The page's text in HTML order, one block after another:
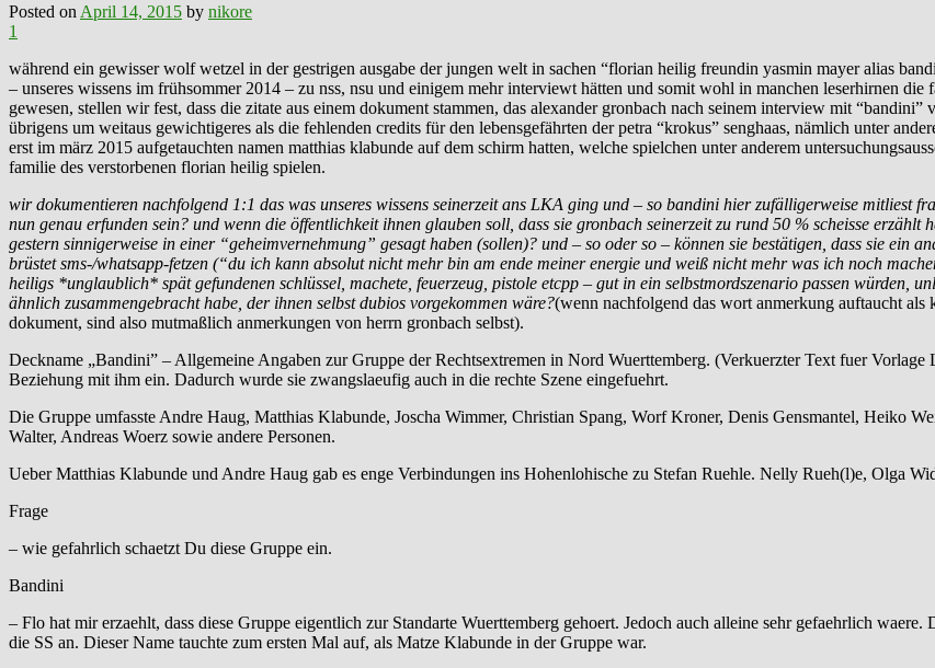
Posted on April 14, 2015 by nikore
1
während ein gewisser wolf wetzel in der gestrigen ausgabe der jungen welt in sachen “florian heilig freundin yasmin mayer alias
– unseres wissens im frühsommer 2014 – zu nss, nsu und einigem mehr interviewt hätten und somit wohl in manchen leserhirnen
gewesen, stellen wir fest, dass die zitate aus einem dokument stammen, das alexander gronbach nach seinem interview mit
übrigens um weitaus gewichtigeres als die fehlenden credits für den lebensgefährten der petra “krokus” senghaas, nämlich unter
erst im märz 2015 aufgetauchten namen matthias klabunde auf dem schirm hatten, welche spielchen unter anderem
familie des verstorbenen florian heilig spielen.
wir dokumentieren nachfolgend 1:1 das was unseres wissens seinerzeit ans LKA ging und – so bandini hier zufälligerweise mitliest
nun genau erfunden sein? und wenn die öffentlichkeit ihnen glauben soll, dass sie gronbach seinerzeit zu rund 50 % scheisse
gestern sinnigerweise in einer “geheimvernehmung” gesagt haben (sollen)? und – so oder so – können sie bestätigen, dass sie ein
brüstet sms-/whatsapp-fetzen (“du ich kann absolut nicht mehr bin am ende meiner energie und weiß nicht mehr was ich noch
heiligs *unglaublich* spät gefundenen schlüssel, machete, feuerzeug, pistole etcpp – gut in ein selbstmordszenario passen würden,
ähnlich zusammengebracht habe, der ihnen selbst dubios vorgekommen wäre?(wenn nachfolgend das wort anmerkung auftaucht als
dokument, sind also mutmaßlich anmerkungen von herrn gronbach selbst).
Deckname „Bandini” – Allgemeine Angaben zur Gruppe der Rechtsextremen in Nord Wuerttemberg. (Verkuerzter Text fuer
Beziehung mit ihm ein. Dadurch wurde sie zwangslaeufig auch in die rechte Szene eingefuehrt.
Die Gruppe umfasste Andre Haug, Matthias Klabunde, Joscha Wimmer, Christian Spang, Worf Kroner, Denis Gensmantel, Heiko
Walter, Andreas Woerz sowie andere Personen.
Ueber Matthias Klabunde und Andre Haug gab es enge Verbindungen ins Hohenlohische zu Stefan Ruehle. Nelly Rueh(l)e, Olga
Frage
– wie gefahrlich schaetzt Du diese Gruppe ein.
Bandini
– Flo hat mir erzaehlt, dass diese Gruppe eigentlich zur Standarte Wuerttemberg gehoert. Jedoch auch alleine sehr gefaehrlich
die SS an. Dieser Name tauchte zum ersten Mal auf, als Matze Klabunde in der Gruppe war.